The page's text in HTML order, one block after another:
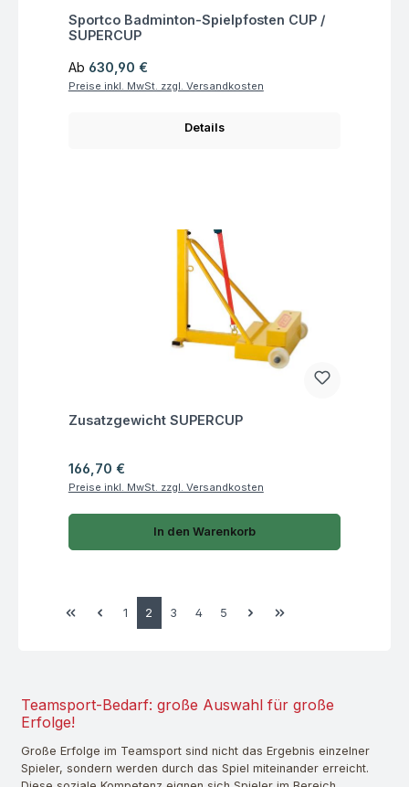
Fragen zum Artikel
Sportco Badminton-Spielpfosten CUP /
SUPERCUP
Regulärer Preis:
Ab 630,90 €
Preise inkl. MwSt. zzgl. Versandkosten
Details
Fragen zum Artikel
Zusatzgewicht SUPERCUP
Regulärer Preis:
166,70 €
Preise inkl. MwSt. zzgl. Versandkosten
In den Warenkorb
Seite
1 Seite
2 Seite
3 Seite
4 Seite
5
Teamsport-Bedarf: große Auswahl für große
Erfolge!
Große Erfolge im Teamsport sind nicht das Ergebnis einzelner
Spieler, sondern werden durch das Spiel miteinander erreicht.